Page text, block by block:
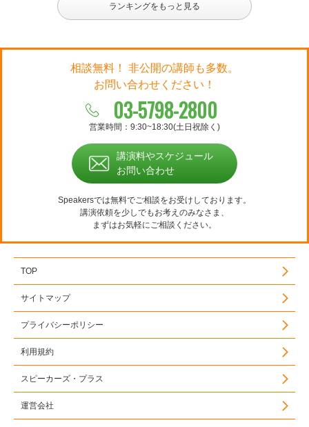
ランキングをもっと見る
相談無料！ 非公開の講師も多数。
お問い合わせください！
03-5798-2800
営業時間：9:30~18:30(土日祝除く)
講演料やスケジュール
お問い合わせ
Speakersでは無料でご相談をお受けしております。
講演依頼を少しでもお考えのみなさま、
まずはお気軽にご相談ください。
TOP
サイトマップ
プライバシーポリシー
利用規約
スピーカーズ・プラス
運営会社